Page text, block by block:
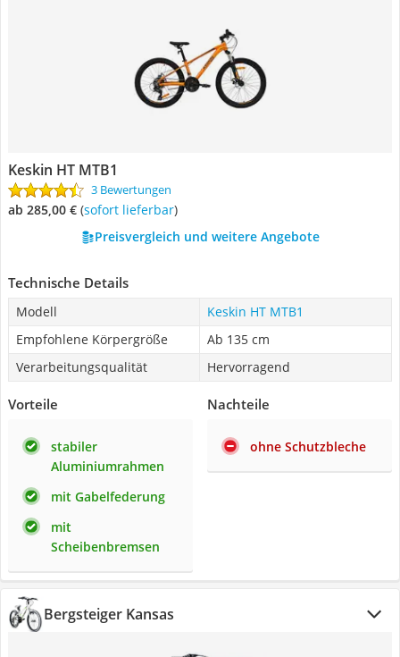
Keskin HT MTB1
3 Bewertungen
ab 285,00 € ( Sofort lieferbar)
Preisvergleich und weitere Angebote
Technische Details
Modell
Keskin HT MTB1
Empfohlene Körpergröße
Ab 135 cm
Verarbeitungsqualität
Hervorragend
Vorteile
stabiler
Aluminiumrahmen
mit Gabelfederung
mit
Scheibenbremsen
Nachteile
ohne Schutzbleche
Bergsteiger Kansas